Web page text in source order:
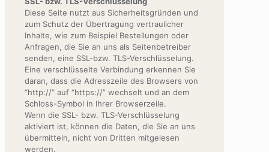
Diese Seite nutzt aus Sicherheitsgründen und
zum Schutz der Übertragung vertraulicher
Inhalte, wie zum Beispiel Bestellungen oder
Anfragen, die Sie an uns als Seitenbetreiber
senden, eine SSL-bzw. TLS-Verschlüsselung.
Eine verschlüsselte Verbindung erkennen Sie
daran, dass die Adresszeile des Browsers von
“http://” auf “https://” wechselt und an dem
Schloss-Symbol in Ihrer Browserzeile.
Wenn die SSL- bzw. TLS-Verschlüsselung
aktiviert ist, können die Daten, die Sie an uns
übermitteln, nicht von Dritten mitgelesen
werden.